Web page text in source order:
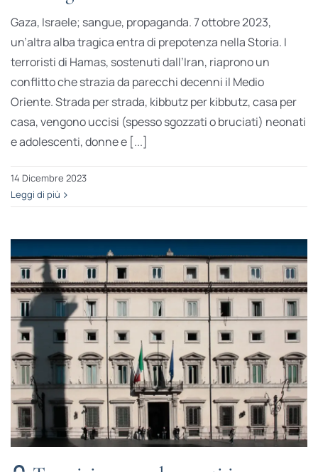
Gaza, Israele; sangue, propaganda. 7 ottobre 2023,
un’altra alba tragica entra di prepotenza nella Storia. I
terroristi di Hamas, sostenuti dall’Iran, riaprono un
conflitto che strazia da parecchi decenni il Medio
Oriente. Strada per strada, kibbutz per kibbutz, casa per
casa, vengono uccisi (spesso sgozzati o bruciati) neonati
e adolescenti, donne e [...]
14 Dicembre 2023
Leggi di più